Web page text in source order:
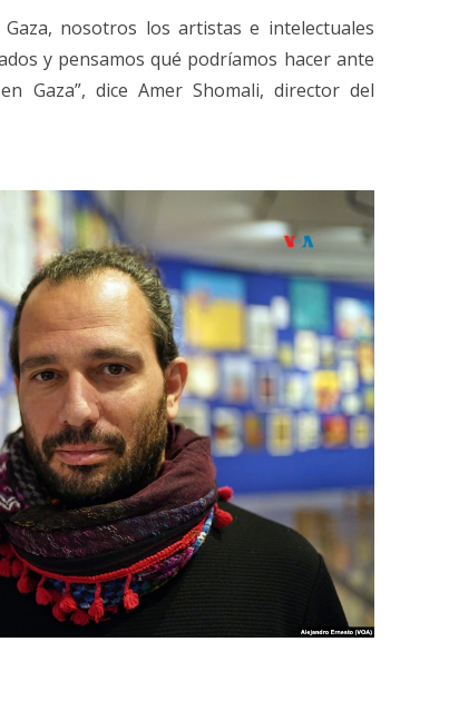
nosotros los artistas e intelectuales
y pensamos qué podríamos hacer ante
Gaza”, dice Amer Shomali, director del